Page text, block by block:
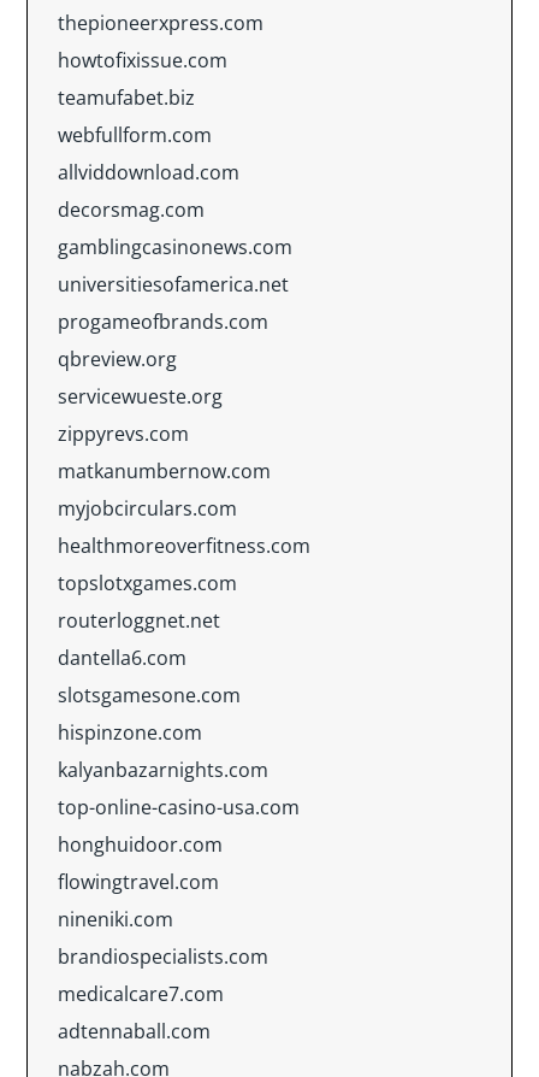
thepioneerxpress.com
howtofixissue.com
teamufabet.biz
webfullform.com
allviddownload.com
decorsmag.com
gamblingcasinonews.com
universitiesofamerica.net
progameofbrands.com
qbreview.org
servicewueste.org
zippyrevs.com
matkanumbernow.com
myjobcirculars.com
healthmoreoverfitness.com
topslotxgames.com
routerloggnet.net
dantella6.com
slotsgamesone.com
hispinzone.com
kalyanbazarnights.com
top-online-casino-usa.com
honghuidoor.com
flowingtravel.com
nineniki.com
brandiospecialists.com
medicalcare7.com
adtennaball.com
nabzah.com